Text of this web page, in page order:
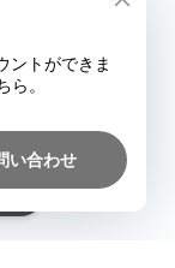
く表記